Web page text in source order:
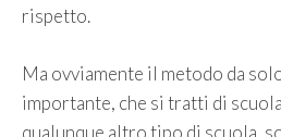
rispetto.
Ma ovviamente il metodo da
importante, che si tratti di
qualunque altro tipo di scuola,